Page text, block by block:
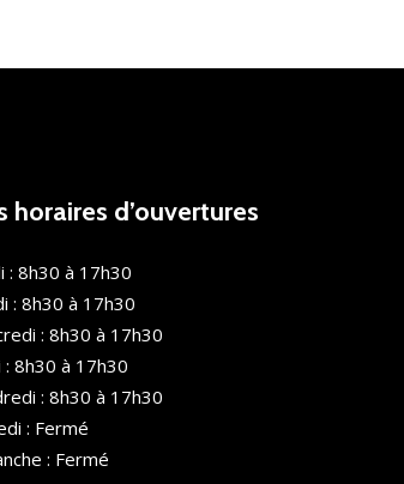
horaires d’ouvertures
: 8h30 à 17h30
: 8h30 à 17h30
: 8h30 à 17h30
: 8h30 à 17h30
: 8h30 à 17h30
: Fermé
: Fermé